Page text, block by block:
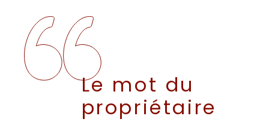
Le mot du
propriétaire